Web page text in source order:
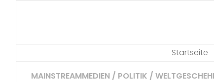
Startseite
MAINSTREAMMEDIEN / POLITIK /